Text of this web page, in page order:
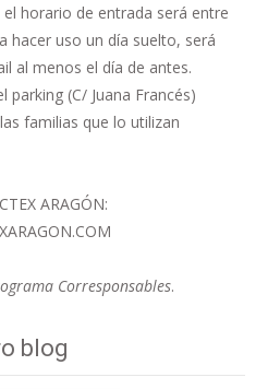
el horario de entrada será entre
hacer uso un día suelto, será
al menos el día de antes.
parking (C/ Juana Francés)
familias que lo utilizan
ARAGÓN:
Corresponsables.
blog